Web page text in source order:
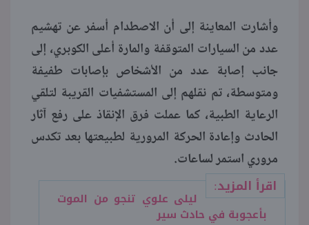
وأشارت المعاينة إلى أن الاصطدام أسفر عن تهشيم
عدد من السيارات المتوقفة والمارة أعلى الكوبري، إلى
جانب إصابة عدد من الأشخاص بإصابات طفيفة
ومتوسطة، تم نقلهم إلى المستشفيات القريبة لتلقي
الرعاية الطبية، كما عملت فرق الإنقاذ على رفع آثار
الحادث وإعادة الحركة المرورية لطبيعتها بعد تكدس
مروري استمر لساعات.
اقرأ المزيد:
ليلى علوي تنجو من الموت
بأعجوبة في حادث سير